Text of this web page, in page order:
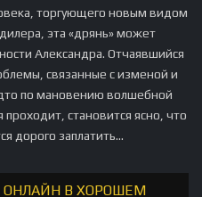
торгующего новым видом
эта «дрянь» может
Александра. Отчаявшийся
связанные с изменой и
по мановению волшебной
становится ясно, что
дорого заплатить...
ОНЛАЙН В ХОРОШЕМ